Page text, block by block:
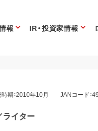
報 IR・投資家情報
期：2010年10月 JANコード：
ライター